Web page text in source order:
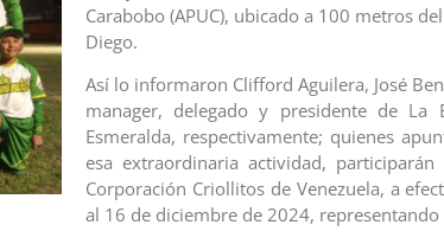
Carabobo (APUC), ubicado a 100 metros
Diego.
Así lo informaron Clifford Aguilera, José
manager, delegado y presidente de La
Esmeralda, respectivamente; quienes
esa extraordinaria actividad,
Corporación Criollitos de Venezuela, a
al 16 de diciembre de 2024, representando